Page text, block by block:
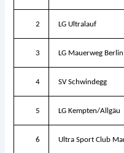
2 LG Ultralauf
3 LG Mauerweg Berlin
4 SV Schwindegg
5 LG Kempten/Allgäu
6 Ultra Sport Club